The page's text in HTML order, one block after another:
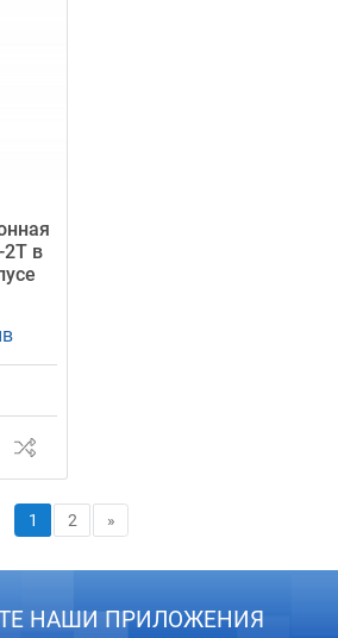
в
1 2 »
НАШИ ПРИЛОЖЕНИЯ